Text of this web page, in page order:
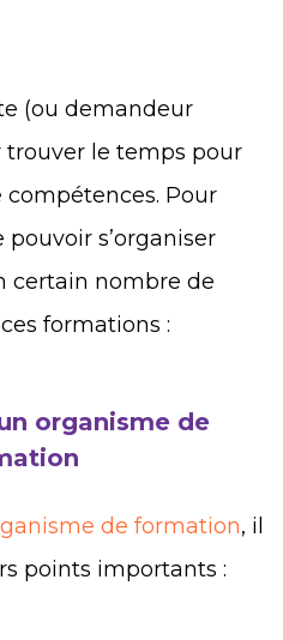
(ou demandeur
le temps pour
compétences. Pour
s’organiser
certain nombre de
formations :
organisme de
de formation, il
points importants :